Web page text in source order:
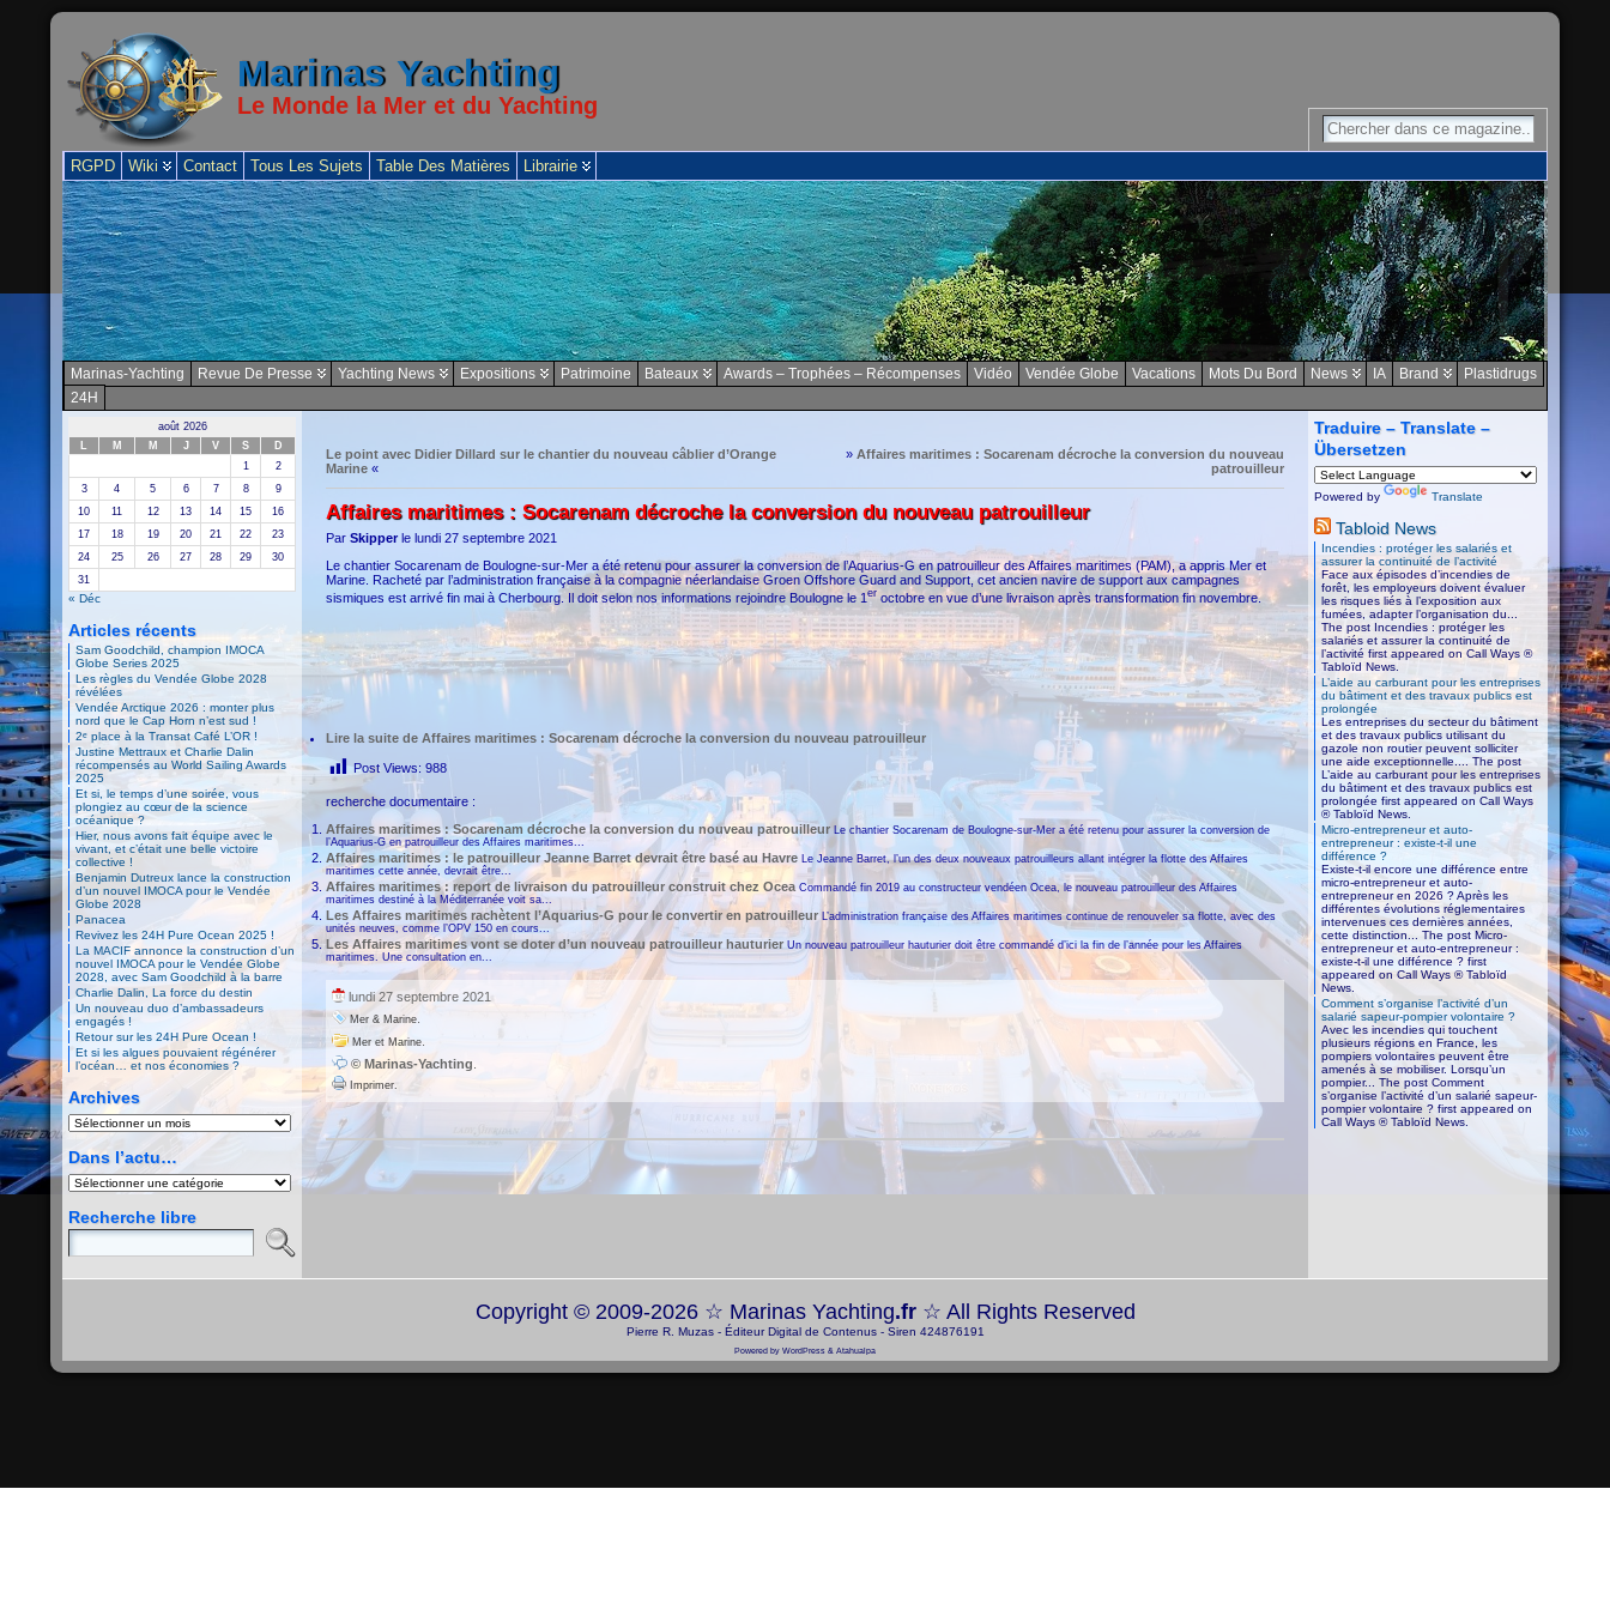
Marinas Yachting
Le Monde la Mer et du Yachting
RGPD Wiki Contact Tous Les Sujets Table Des Matières Librairie
Marinas-Yachting Revue De Presse Yachting News Expositions Patrimoine Bateaux Awards – Trophées – Récompenses Vidéo Vendée Globe Vacations Mots Du Bord News IA Brand
Plastidrugs
24H
août 2026
L
M M J V S
D
1
2
3
4 5 6 7 8
9
10
11 12 13 14 15
16
17
18 19 20 21 22
23
24
25 26 27 28 29
30
31
« Déc
Articles récents
Sam Goodchild, champion IMOCA
Globe Series 2025
Les règles du Vendée Globe 2028
révélées
Vendée Arctique 2026 : monter plus
nord que le Cap Horn n’est sud !
2ᵉ place à la Transat Café L’OR !
Justine Mettraux et Charlie Dalin
récompensés au World Sailing Awards
2025
Et si, le temps d’une soirée, vous
plongiez au cœur de la science
océanique ?
Hier, nous avons fait équipe avec le
vivant, et c’était une belle victoire
collective !
Benjamin Dutreux lance la construction
d’un nouvel IMOCA pour le Vendée
Globe 2028
Panacea
Revivez les 24H Pure Ocean 2025 !
La MACIF annonce la construction d’un
nouvel IMOCA pour le Vendée Globe
2028, avec Sam Goodchild à la barre
Charlie Dalin, La force du destin
Un nouveau duo d’ambassadeurs
engagés !
Retour sur les 24H Pure Ocean !
Et si les algues pouvaient régénérer
l’océan… et nos économies ?
Archives
Archives
Dans l’actu…
Dans
l’actu…
Recherche libre
Le point avec Didier Dillard sur le chantier du nouveau câblier d’Orange
Marine «
» Affaires maritimes : Socarenam décroche la conversion du nouveau
patrouilleur
Affaires maritimes : Socarenam décroche la conversion du nouveau patrouilleur
Par Skipper le lundi 27 septembre 2021
Le chantier Socarenam de Boulogne-sur-Mer a été retenu pour assurer la conversion de l’Aquarius-G en patrouilleur des Affaires maritimes (PAM), a appris Mer et
Marine. Racheté par l’administration française à la compagnie néerlandaise Groen Offshore Guard and Support, cet ancien navire de support aux campagnes
sismiques est arrivé fin mai à Cherbourg. Il doit selon nos informations rejoindre Boulogne le 1 eroctobre en vue d’une livraison après transformation fin novembre.
Lire la suite de Affaires maritimes : Socarenam décroche la conversion du nouveau patrouilleur
Post Views: 988
recherche documentaire :
Affaires maritimes : Socarenam décroche la conversion du nouveau patrouilleur Le chantier Socarenam de Boulogne-sur-Mer a été retenu pour assurer la conversion de
l’Aquarius-G en patrouilleur des Affaires maritimes...
Affaires maritimes : le patrouilleur Jeanne Barret devrait être basé au Havre Le Jeanne Barret, l’un des deux nouveaux patrouilleurs allant intégrer la flotte des Affaires
maritimes cette année, devrait être...
Affaires maritimes : report de livraison du patrouilleur construit chez Ocea Commandé fin 2019 au constructeur vendéen Ocea, le nouveau patrouilleur des Affaires
maritimes destiné à la Méditerranée voit sa...
Les Affaires maritimes rachètent l’Aquarius-G pour le convertir en patrouilleur L’administration française des Affaires maritimes continue de renouveler sa flotte, avec des
unités neuves, comme l’OPV 150 en cours...
Les Affaires maritimes vont se doter d’un nouveau patrouilleur hauturier Un nouveau patrouilleur hauturier doit être commandé d’ici la fin de l’année pour les Affaires
maritimes. Une consultation en...
lundi 27 septembre 2021
Mer & Marine
Mer et Marine
© Marinas-Yachting
Imprimer.
Traduire – Translate –
Übersetzen
Powered by Translate
Tabloid News
Incendies : protéger les salariés et
assurer la continuité de l’activité
Face aux épisodes d’incendies de
forêt, les employeurs doivent évaluer
les risques liés à l’exposition aux
fumées, adapter l’organisation du...
The post Incendies : protéger les
salariés et assurer la continuité de
l’activité first appeared on Call Ways ®
Tabloïd News.
L’aide au carburant pour les entreprises
du bâtiment et des travaux publics est
prolongée
Les entreprises du secteur du bâtiment
et des travaux publics utilisant du
gazole non routier peuvent solliciter
une aide exceptionnelle.... The post
L’aide au carburant pour les entreprises
du bâtiment et des travaux publics est
prolongée first appeared on Call Ways
® Tabloïd News.
Micro-entrepreneur et auto-
entrepreneur : existe-t-il une
différence ?
Existe-t-il encore une différence entre
micro-entrepreneur et auto-
entrepreneur en 2026 ? Après les
différentes évolutions réglementaires
intervenues ces dernières années,
cette distinction... The post Micro-
entrepreneur et auto-entrepreneur :
existe-t-il une différence ? first
appeared on Call Ways ® Tabloïd
News.
Comment s’organise l’activité d’un
salarié sapeur-pompier volontaire ?
Avec les incendies qui touchent
plusieurs régions en France, les
pompiers volontaires peuvent être
amenés à se mobiliser. Lorsqu’un
pompier... The post Comment
s’organise l’activité d’un salarié sapeur-
pompier volontaire ? first appeared on
Call Ways ® Tabloïd News.
Copyright © 2009-2026 ☆ Marinas Yachting.fr ☆ All Rights Reserved
Pierre R. Muzas - Éditeur Digital de Contenus - Siren 424876191
Powered by WordPress & Atahualpa